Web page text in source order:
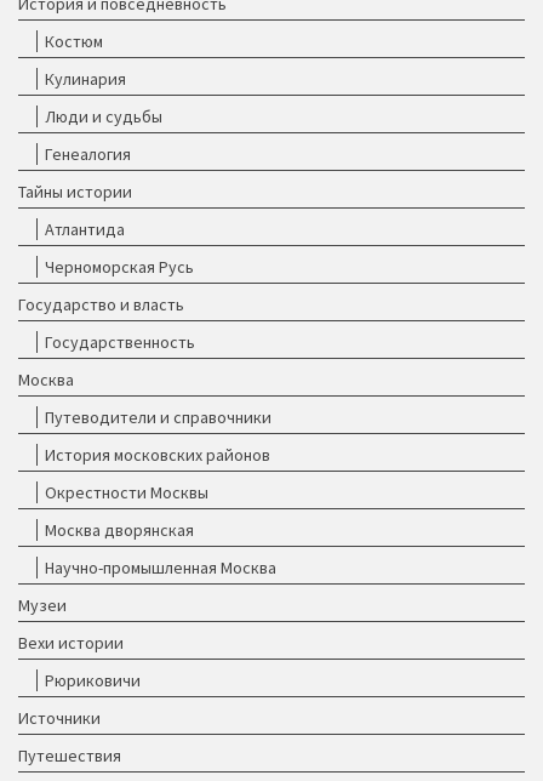
Костюм
Кулинария
Люди и судьбы
Генеалогия
Тайны истории
Атлантида
Черноморская Русь
Государство и власть
Государственность
Москва
Путеводители и справочники
История московских районов
Окрестности Москвы
Москва дворянская
Научно-промышленная Москва
Музеи
Вехи истории
Рюриковичи
Источники
Путешествия